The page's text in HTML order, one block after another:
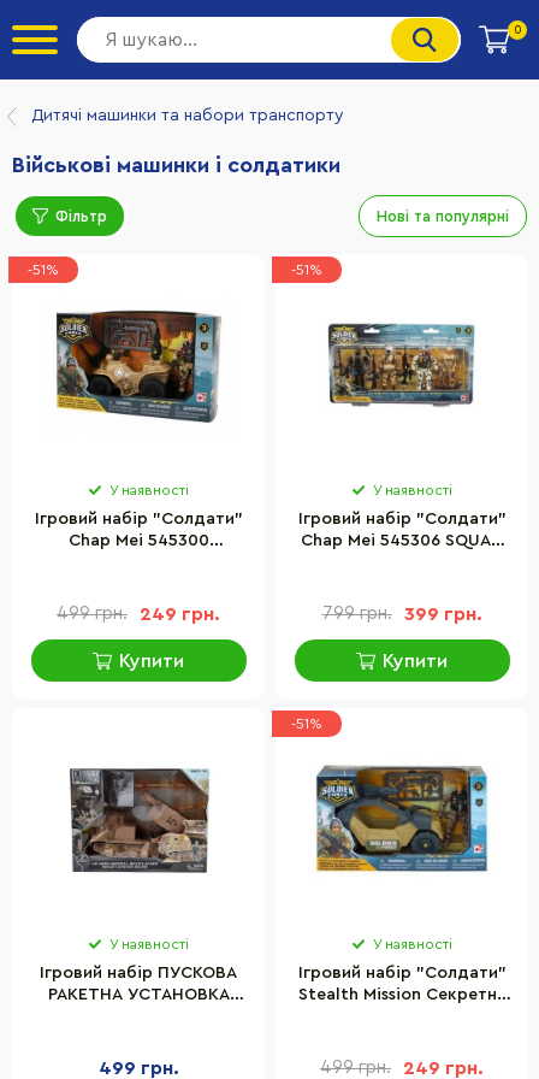
0
Дитячі машинки та набори транспорту
Військові машинки і солдатики
Фільтр Нові та популярні
-51%
У наявності
Ігровий набір "Солдати"
Chap Mei 545300
499 грн. 249 грн.
Купити
-51%
У наявності
Ігровий набір "Солдати"
Chap Mei 545306 SQUAD
799 грн. 399 грн.
Купити
У наявності
Ігровий набір ПУСКОВА
РАКЕТНА УСТАНОВКА
аксесуари
499 грн.
-51%
У наявності
Ігровий набір "Солдати"
Stealth Mission Секретна
499 грн. 249 грн.